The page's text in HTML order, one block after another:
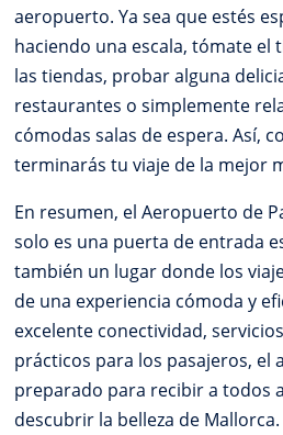
aeropuerto. Ya sea que estés
haciendo una escala, tómate el
las tiendas, probar alguna
restaurantes o simplemente
cómodas salas de espera. Así,
terminarás tu viaje de la mejor
En resumen, el Aeropuerto de
solo es una puerta de entrada
también un lugar donde los
de una experiencia cómoda y
excelente conectividad,
prácticos para los pasajeros, el
preparado para recibir a todos
descubrir la belleza de Mallorca.